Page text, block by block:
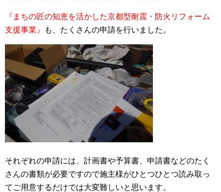
『まちの匠の知恵を活かした京都型耐震・防火リフォーム
支援事業』
も、たくさんの申請を行いました。
それぞれの申請には、計画書や予算書、申請書などのたく
さんの書類が必要ですので施主様がひとつひとつ読み取っ
てご用意するだけでは大変難しいと思います。